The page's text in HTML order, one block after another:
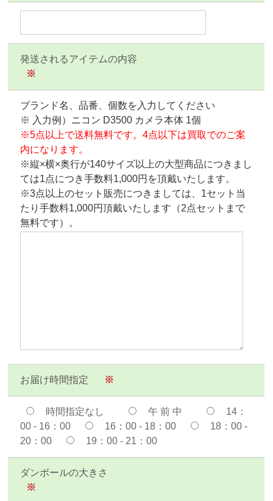
発送されるアイテムの内容
※
ブランド名、品番、個数を入力してください
※ 入力例）ニコン D3500 カメラ本体 1個
※5点以上で送料無料です。4点以下は買取でのご案
内になります。
※縦×横×奥行が140サイズ以上の大型商品につきまし
ては1点につき手数料1,000円を頂戴いたします。
※3点以上のセット販売につきましては、1セット当
たり手数料1,000円頂戴いたします（2点セットまで
無料です）。
お届け時間指定 ※
時間指定なし 午 前 中
14：
00 - 16：00
16：00 - 18：00
18：00 -
20：00
19：00 - 21：00
ダンボールの大きさ
※